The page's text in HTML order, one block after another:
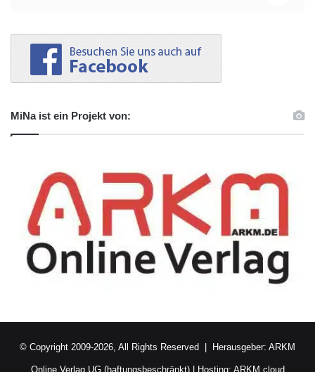
MiNa ist ein Projekt von:
© Copyright 2009-2026, All Rights Reserved | Herausgeber: ARKM
Online Verlag UG (haftungsbeschränkt)| Hosting: ARKM.cloud